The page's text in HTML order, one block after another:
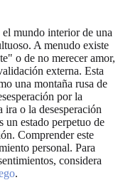
mundo interior de una
A menudo existe
o de no merecer amor,
externa. Esta
una montaña rusa de
por la
ira o la desesperación
un estado perpetuo de
Comprender este
personal. Para
considera
.